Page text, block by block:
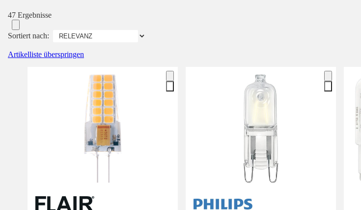
47 Ergebnisse
Sortiert nach:
Artikelliste überspringen